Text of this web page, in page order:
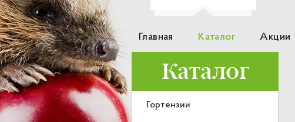
Главная Каталог Акции
Каталог
Гортензии